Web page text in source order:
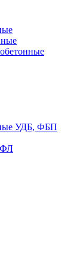
УДБ, ФБП
ФЛ